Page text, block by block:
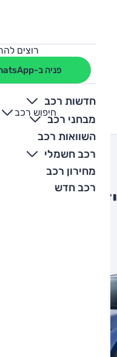
רוצים
פניה ב-WhatsApp
חדשות רכב
מבחני רכב
השוואות רכב
רכב חשמלי
מחירון רכב
רכב חדש
חיפוש רכב
+
-